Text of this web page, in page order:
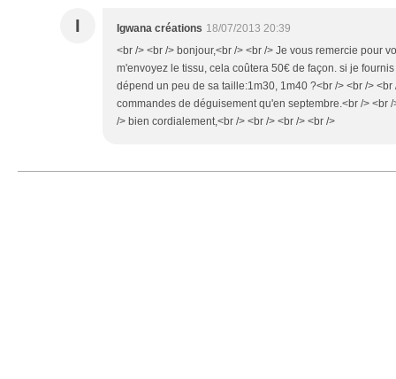
I Igwana créations 18/07/2013 20:39
<br /> <br /> bonjour,<br /> <br /> Je vous remercie pour
m'envoyez le tissu, cela coûtera 50€ de façon. si je
dépend un peu de sa taille:1m30, 1m40 ?<br /> <br />
commandes de déguisement qu'en septembre.<br /> <br
/> bien cordialement,<br /> <br /> <br /> <br />